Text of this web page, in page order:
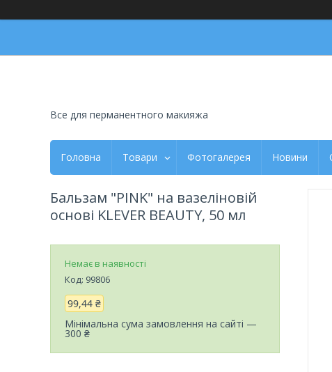
Все для перманентного макияжа
Головна Товари Фотогалерея Новини
Бальзам "PINK" на вазеліновій
основі KLEVER BEAUTY, 50 мл
Немає в наявності
Код: 99806
99,44 ₴
Мінімальна сума замовлення на сайті —
300 ₴